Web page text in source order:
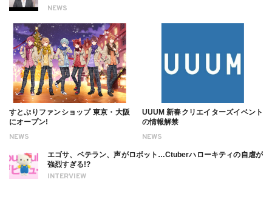
NEWS
NEWS
すとぷりファンショップ 東京・大阪
にオープン!
NEWS
UUUM 新春クリエイターズイベント
の情報解禁
INTERVIEW
エゴサ、ベテラン、声がロボット…Ctuberハローキティの自虐が
強烈すぎる!?